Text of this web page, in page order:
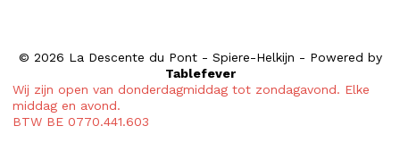
© 2026 La Descente du Pont - Spiere-Helkijn - Powered by
Tablefever
Wij zijn open van donderdagmiddag tot zondagavond. Elke
middag en avond.
BTW BE 0770.441.603